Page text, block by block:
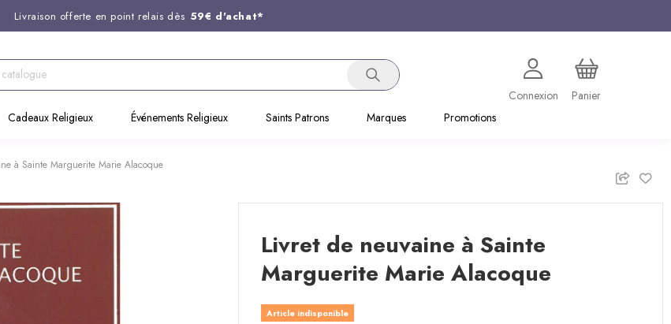
Livraison offerte en point relais dès 59€ d'achat*
Support client disponible au
Commandez avant 14H, expédition le jour même !
Connexion
Panier
Cadeaux Religieux Événements Religieux Saints Patrons Marques Promotions
à Sainte Marguerite Marie Alacoque
Livret de neuvaine à Sainte
Marguerite Marie Alacoque
Article indisponible